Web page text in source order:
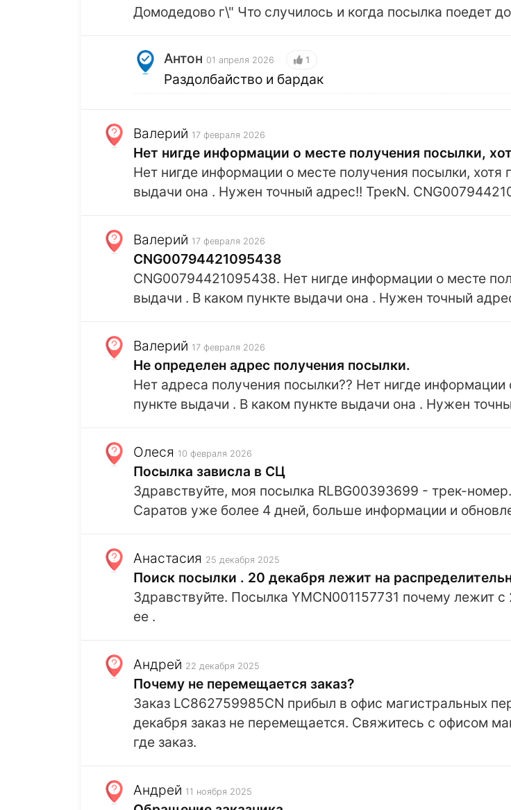
Домодедово г\" Что случилось и когда посылка поедет
Антон 01 апреля 2026 1
Раздолбайство и бардак
Валерий 17 февраля 2026
Нет нигде информации о месте получения посылки,
Нет нигде информации о месте получения посылки,
выдачи она . Нужен точный адрес!! ТрекN.
Валерий 17 февраля 2026
CNG00794421095438
CNG00794421095438. Нет нигде информации о месте
выдачи . В каком пункте выдачи она . Нужен точный
Валерий 17 февраля 2026
Не определен адрес получения посылки.
Нет адреса получения посылки?? Нет нигде
пункте выдачи . В каком пункте выдачи она . Нужен
Олеся 10 февраля 2026
Посылка зависла в СЦ
Здравствуйте, моя посылка RLBG00393699 - трек-
Саратов уже более 4 дней, больше информации и
Анастасия 25 декабря 2025
Поиск посылки . 20 декабря лежит на
Здравствуйте. Посылка YMCN001157731 почему лежит
ее .
Андрей 22 декабря 2025
Почему не перемещается заказ?
Заказ LC862759985CN прибыл в офис магистральных
декабря заказ не перемещается. Свяжитесь с офисом
где заказ.
Андрей 11 ноября 2025